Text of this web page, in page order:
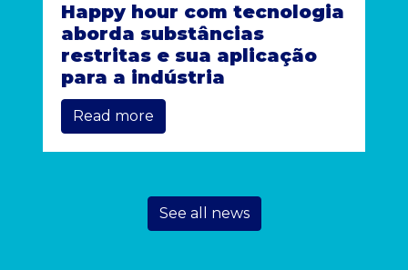
Happy hour com tecnologia
aborda substâncias
restritas e sua aplicação
para a indústria
Read more
See all news